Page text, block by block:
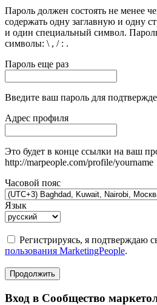
Пароль должен состоять не менее
содержать одну заглавную и одну
и один специальный символ.
символы: \ , / : .
Пароль еще раз
Введите ваш пароль для
Адрес профиля
Это будет в конце ссылки на ваш
http://marpeople.com/profile/yourname
Часовой пояс
Язык
Регистрируясь, я подтверждаю
пользования MarketingPeople.
Продолжить
Вход в Сообщество